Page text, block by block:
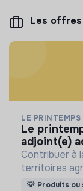
Les offres
LE PRINTEMPS
le printemps des terres recrute un(e)
adjoint(e)
Contribuer à
territoires
(intervient
💡 Produits ou